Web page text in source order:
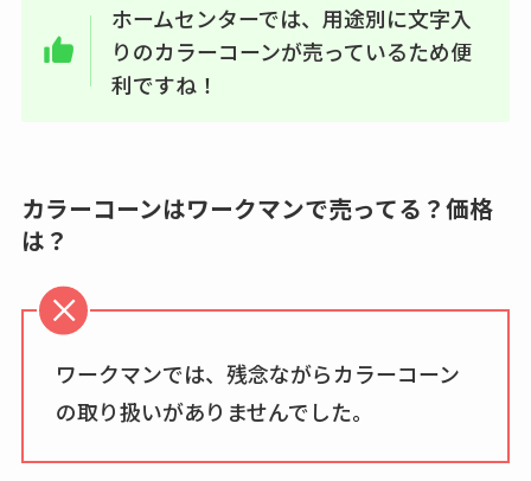
ホームセンターでは、用途別に文字入
りのカラーコーンが売っているため便
利ですね！
カラーコーンはワークマンで売ってる？価格
は？
ワークマンでは、残念ながらカラーコーン
の取り扱いがありませんでした。